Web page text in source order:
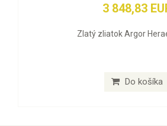
3 848,83
Zlatý zliatok Argor
Do košíka